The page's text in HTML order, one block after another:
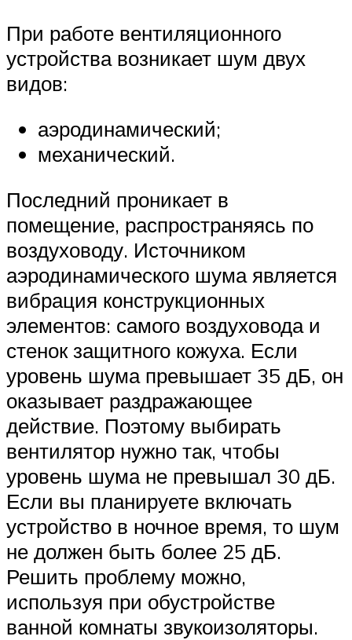
При работе вентиляционного
устройства возникает шум двух
видов:
аэродинамический;
механический.
Последний проникает в
помещение, распространяясь по
воздуховоду. Источником
аэродинамического шума является
вибрация конструкционных
элементов: самого воздуховода и
стенок защитного кожуха. Если
уровень шума превышает 35 дБ, он
оказывает раздражающее
действие. Поэтому выбирать
вентилятор нужно так, чтобы
уровень шума не превышал 30 дБ.
Если вы планируете включать
устройство в ночное время, то шум
не должен быть более 25 дБ.
Решить проблему можно,
используя при обустройстве
ванной комнаты звукоизоляторы.